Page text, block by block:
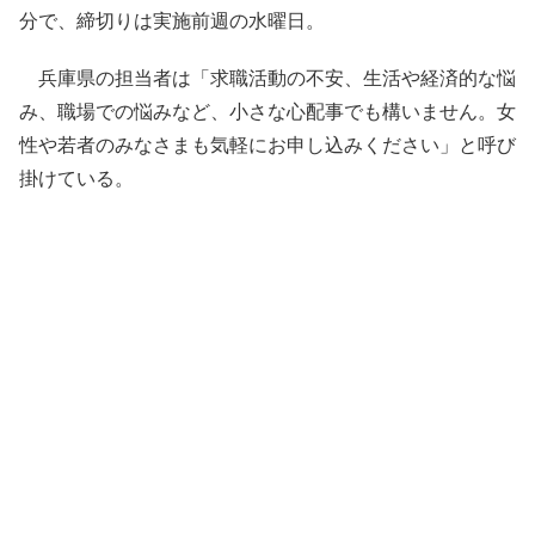
分で、締切りは実施前週の水曜日。
兵庫県の担当者は「求職活動の不安、生活や経済的な悩
み、職場での悩みなど、小さな心配事でも構いません。女
性や若者のみなさまも気軽にお申し込みください」と呼び
掛けている。